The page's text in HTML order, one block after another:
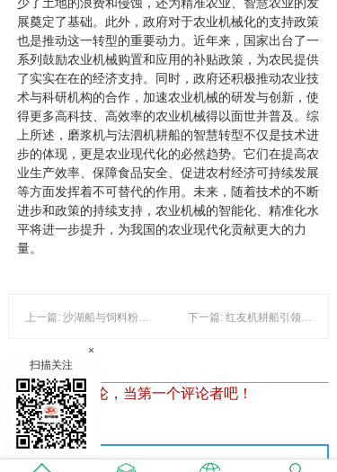
少了土地的浪费和侵蚀，还为精准农业、智慧农业的发
展奠定了基础。此外，政府对于农业机械化的支持政策
也是推动这一转型的重要动力。近年来，国家出台了一
系列鼓励农业机械购置和应用的补贴政策，为农民提供
了实实在在的经济支持。同时，政府还积极推动农业技
术与科研机构的合作，加速农业机械的研发与创新，使
得更多高科技、高效率的农业机械得以面世并普及。综
上所述，磨浆机与法泗机耕船的智慧转型不仅是技术进
步的体现，更是农业现代化的必然趋势。它们在提高农
业生产效率、保障食品安全、促进农村经济可持续发展
等方面发挥着不可替代的作用。未来，随着技术的不断
进步和政策的持续支持，农业机械的智能化、精准化水
平将进一步提升，为我国的农业现代化贡献更大的力
量。
上一篇: 沙湖船与饲料粉碎技术：驱动现代农业机械化的新动力 下一篇: 红友机耕船引领现代农业机械化新篇章：结合茨菇种植与水陆两用特色
暂时还没有评论，当第一个评论者吧！
发表评论
×
扫描关注